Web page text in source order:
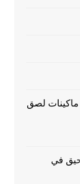
للعلب 3 دي و ماكينات لصق
في